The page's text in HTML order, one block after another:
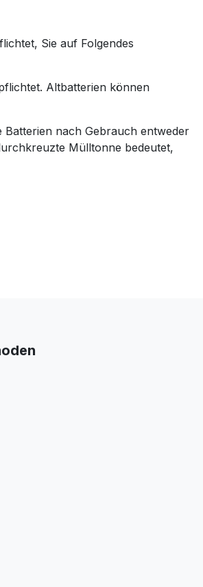
Sie auf Folgendes
Altbatterien können
nach Gebrauch entweder
Mülltonne bedeutet,